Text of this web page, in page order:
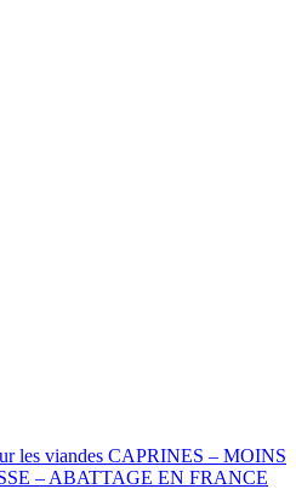
les viandes CAPRINES – MOINS
– ABATTAGE EN FRANCE